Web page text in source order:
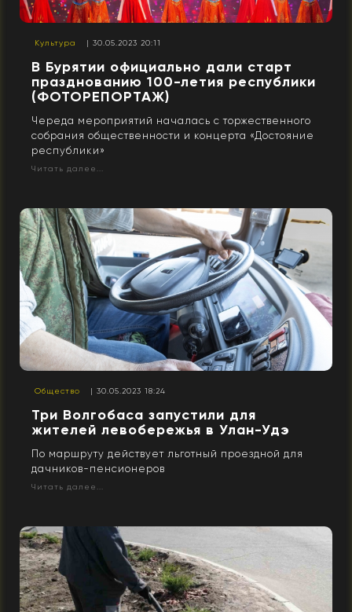
Культура | 30.05.2023 20:11
В Бурятии официально дали старт
празднованию 100-летия республики
(ФОТОРЕПОРТАЖ)
Череда мероприятий началась с торжественного
собрания общественности и концерта «Достояние
республики»
Читать далее...
Общество | 30.05.2023 18:24
Три Волгобаса запустили для
жителей левобережья в Улан-Удэ
По маршруту действует льготный проездной для
дачников-пенсионеров
Читать далее...